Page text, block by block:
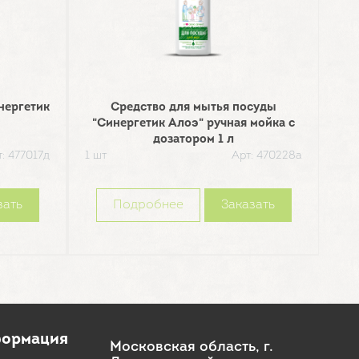
477017д
Средство для мытья посуды
"Синергетик Алоэ" ручная мойка с
дозатором 1 л
1 шт
Арт: 470228а
Подробнее Заказать
Московская область, г.